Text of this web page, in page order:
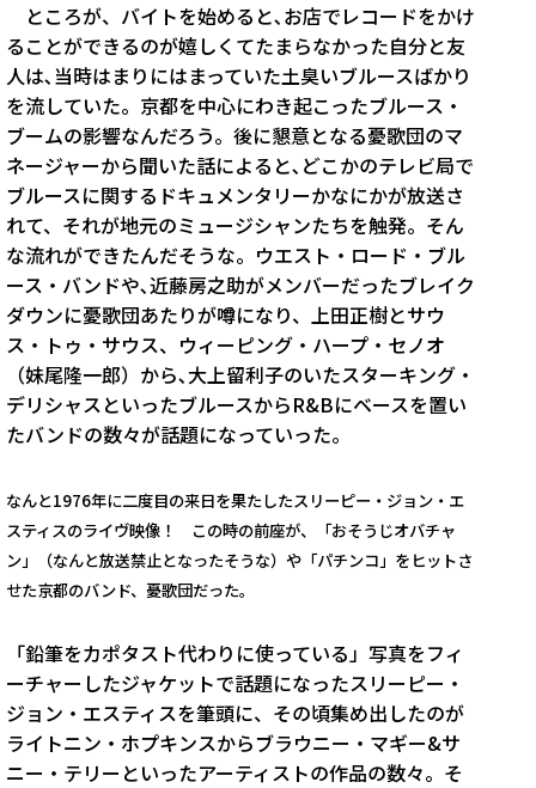
ところが、バイトを始めると､お店でレコードをかけ
ることができるのが嬉しくてたまらなかった自分と友
人は､当時はまりにはまっていた土臭いブルースばかり
を流していた。京都を中心にわき起こったブルース・
ブームの影響なんだろう。後に懇意となる憂歌団のマ
ネージャーから聞いた話によると､どこかのテレビ局で
ブルースに関するドキュメンタリーかなにかが放送さ
れて、それが地元のミュージシャンたちを触発。そん
な流れができたんだそうな。ウエスト・ロード・ブル
ース・バンドや､近藤房之助がメンバーだったブレイク
ダウンに憂歌団あたりが噂になり、上田正樹とサウ
ス・トゥ・サウス、ウィーピング・ハープ・セノオ
（妹尾隆一郎）から､大上留利子のいたスターキング・
デリシャスといったブルースからR&Bにベースを置い
たバンドの数々が話題になっていった。
なんと1976年に二度目の来日を果たしたスリーピー・ジョン・エ
スティスのライヴ映像！ この時の前座が、「おそうじオバチャ
ン」（なんと放送禁止となったそうな）や「パチンコ」をヒットさ
せた京都のバンド、憂歌団だった。
「鉛筆をカポタスト代わりに使っている」写真をフィ
ーチャーしたジャケットで話題になったスリーピー・
ジョン・エスティスを筆頭に、その頃集め出したのが
ライトニン・ホプキンスからブラウニー・マギー&サ
ニー・テリーといったアーティストの作品の数々。そ